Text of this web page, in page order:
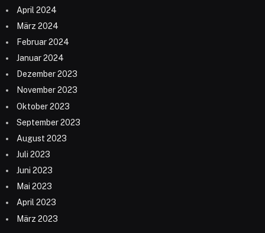
April 2024
März 2024
Februar 2024
Januar 2024
Dezember 2023
November 2023
Oktober 2023
September 2023
August 2023
Juli 2023
Juni 2023
Mai 2023
April 2023
März 2023